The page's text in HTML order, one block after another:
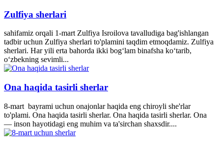
Zulfiya sherlari
sahifamiz orqali 1-mart Zulfiya Isroilova tavalludiga bag'ishlangan
tadbir uchun Zulfiya sherlari to'plamini taqdim etmoqdamiz. Zulfiya
sherlari. Har yili erta bahorda ikki bogʻlam binafsha koʻtarib,
oʻzbekning sevimli...
Ona haqida tasirli sherlar
8-mart bayrami uchun onajonlar haqida eng chiroyli she'rlar
to'plami. Ona haqida tasirli sherlar. Ona haqida tasirli sherlar. Ona
— inson hayotidagi eng muhim va ta'sirchan shaxsdir....